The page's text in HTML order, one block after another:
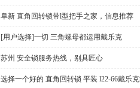
阜新 直角回转锁带l型把手之家，信息推荐
[用户选择]一切 三角螺母都运用戴乐克
苏州 安全锁服务热线，别具匠心
选择一个好的 直角回转锁 平装 l22-66戴乐